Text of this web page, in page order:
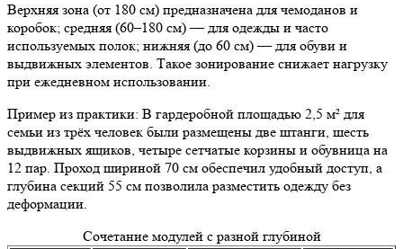
Верхняя зона (от 180 см) предназначена для чемоданов и
коробок; средняя (60–180 см) — для одежды и часто
используемых полок; нижняя (до 60 см) — для обуви и
выдвижных элементов. Такое зонирование снижает нагрузку
при ежедневном использовании.
Пример из практики: В гардеробной площадью 2,5 м² для
семьи из трёх человек были размещены две штанги, шесть
выдвижных ящиков, четыре сетчатые корзины и обувница на
12 пар. Проход шириной 70 см обеспечил удобный доступ, а
глубина секций 55 см позволила разместить одежду без
деформации.
Сочетание модулей с разной глубиной